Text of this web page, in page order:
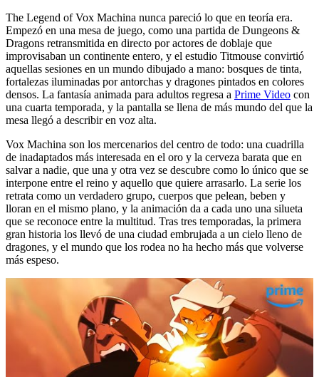
The Legend of Vox Machina nunca pareció lo que en teoría era.
Empezó en una mesa de juego, como una partida de Dungeons &
Dragons retransmitida en directo por actores de doblaje que
improvisaban un continente entero, y el estudio Titmouse convirtió
aquellas sesiones en un mundo dibujado a mano: bosques de tinta,
fortalezas iluminadas por antorchas y dragones pintados en colores
densos. La fantasía animada para adultos regresa a Prime Video con
una cuarta temporada, y la pantalla se llena de más mundo del que la
mesa llegó a describir en voz alta.
Vox Machina son los mercenarios del centro de todo: una cuadrilla
de inadaptados más interesada en el oro y la cerveza barata que en
salvar a nadie, que una y otra vez se descubre como lo único que se
interpone entre el reino y aquello que quiere arrasarlo. La serie los
retrata como un verdadero grupo, cuerpos que pelean, beben y
lloran en el mismo plano, y la animación da a cada uno una silueta
que se reconoce entre la multitud. Tras tres temporadas, la primera
gran historia los llevó de una ciudad embrujada a un cielo lleno de
dragones, y el mundo que los rodea no ha hecho más que volverse
más espeso.